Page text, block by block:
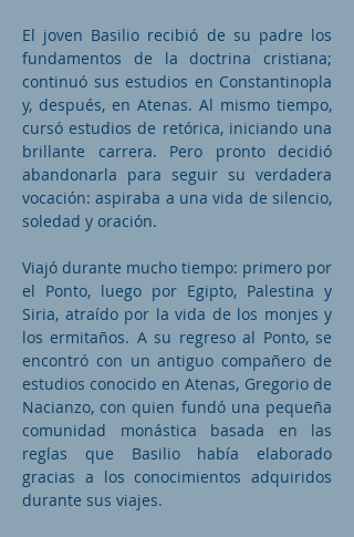
El joven Basilio recibió de su padre los
fundamentos de la doctrina cristiana;
continuó sus estudios en Constantinopla
y, después, en Atenas. Al mismo tiempo,
cursó estudios de retórica, iniciando una
brillante carrera. Pero pronto decidió
abandonarla para seguir su verdadera
vocación: aspiraba a una vida de silencio,
soledad y oración.
Viajó durante mucho tiempo: primero por
el Ponto, luego por Egipto, Palestina y
Siria, atraído por la vida de los monjes y
los ermitaños. A su regreso al Ponto, se
encontró con un antiguo compañero de
estudios conocido en Atenas, Gregorio de
Nacianzo, con quien fundó una pequeña
comunidad monástica basada en las
reglas que Basilio había elaborado
gracias a los conocimientos adquiridos
durante sus viajes.